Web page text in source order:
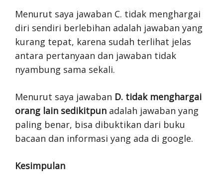
Menurut saya jawaban C. tidak menghargai
diri sendiri berlebihan adalah jawaban yang
kurang tepat, karena sudah terlihat jelas
antara pertanyaan dan jawaban tidak
nyambung sama sekali.
Menurut saya jawaban D. tidak menghargai
orang lain sedikitpun adalah jawaban yang
paling benar, bisa dibuktikan dari buku
bacaan dan informasi yang ada di google.
Kesimpulan